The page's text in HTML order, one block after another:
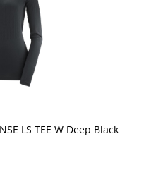
LS TEE W Deep Black